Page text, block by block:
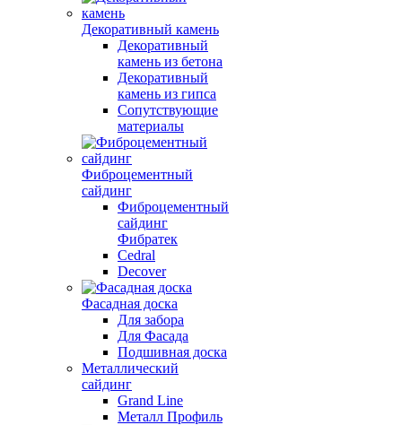
Декоративный камень
Декоративный
камень из бетона
Декоративный
камень из гипса
Сопутствующие
материалы
Фиброцементный
сайдинг
Фиброцементный
сайдинг
Фибратек
Cedral
Decover
Фасадная доска
Для забора
Для Фасада
Подшивная доска
Металлический
сайдинг
Grand Line
Металл Профиль